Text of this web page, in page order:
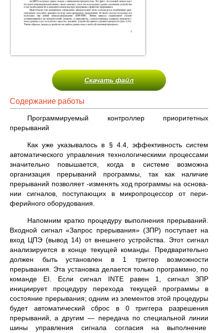
Скачать файл
Содержание работы
Программируемый контроллер приоритетных
прерываний
Как уже указывалось в § 4.4, эффективность систем
автоматического управления технологическими процес­сами
значительно повышается, когда в системе возможна
организация прерываний программы, так как наличие
прерываний позволяет -изменять ход программы на основа­
нии сигналов, поступающих в микропроцессор от пери­
ферийного оборудования.
Напомним кратко процедуру выполнения прерываний.
Входной сигнал «Запрос прерывания» (ЗПР) поступает на
вход ЦПЭ (вывод 14) от внешнего устройства. Этот сигнал
анализируется в конце текущей команды. Предварительно
должен быть установлен в 1 триггер возможности
прерывания. Эта установка делается только программно, по
команде EI. Если сигнал INTE равен 1, сигнал ЗПР
инициирует процедуру перехода текущей программы в
состояние прерывания; одним из элементов этой процедуры
будет автоматический сброс в 0 триггера разрешения
прерываний, а другим — передача по спе­циальной линии
шины управления сигнала согласия на выполнение